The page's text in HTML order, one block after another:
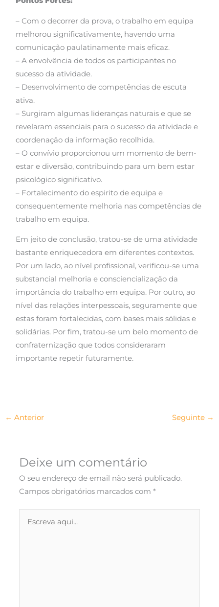
– Com o decorrer da prova, o trabalho em equipa
melhorou significativamente, havendo uma
comunicação paulatinamente mais eficaz.
– A envolvência de todos os participantes no
sucesso da atividade.
– Desenvolvimento de competências de escuta
ativa.
– Surgiram algumas lideranças naturais e que se
revelaram essenciais para o sucesso da atividade e
coordenação da informação recolhida.
– O convívio proporcionou um momento de bem-
estar e diversão, contribuindo para um bem estar
psicológico significativo.
– Fortalecimento do espirito de equipa e
consequentemente melhoria nas competências de
trabalho em equipa.
Em jeito de conclusão, tratou-se de uma atividade
bastante enriquecedora em diferentes contextos.
Por um lado, ao nível profissional, verificou-se uma
substancial melhoria e consciencialização da
importância do trabalho em equipa. Por outro, ao
nível das relações interpessoais, seguramente que
estas foram fortalecidas, com bases mais sólidas e
solidárias. Por fim, tratou-se um belo momento de
confraternização que todos consideraram
importante repetir futuramente.
← Anterior Seguinte →
Deixe um comentário
O seu endereço de email não será publicado.
Campos obrigatórios marcados com*